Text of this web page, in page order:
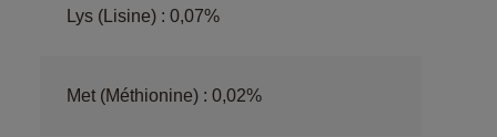
Lys (Lisine) : 0,07%
Met (Méthionine) : 0,02%